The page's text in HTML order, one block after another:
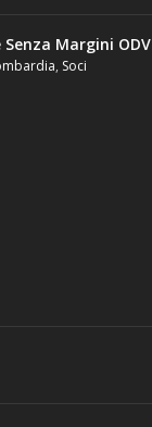
Margini ODV
, Soci